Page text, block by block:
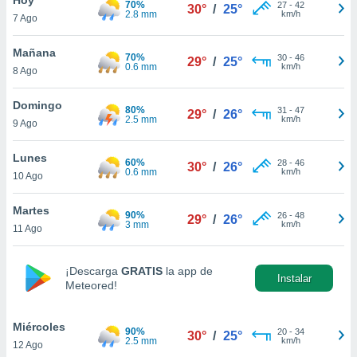
y
en
más
de
cookies
aceptar
7 Ago
70%
2.8 mm
30° / 25° 27- 42
km/h
Mañana
8 Ago
70%
0.6 mm
29° / 25° 30- 46
km/h
Domingo
9 Ago
80%
2.5 mm
29° / 26° 31 - 47
km/h
Lunes
10 Ago
60%
0.6 mm
30° / 26° 28- 46
km/h
Martes
11 Ago
90%
3 mm
29° / 26° 26- 48
km/h
¡Descarga GRATIS la app de
Meteored!
Instalar
Miércoles
12 Ago
90%
2.5 mm
30° / 25° 20- 34
km/h